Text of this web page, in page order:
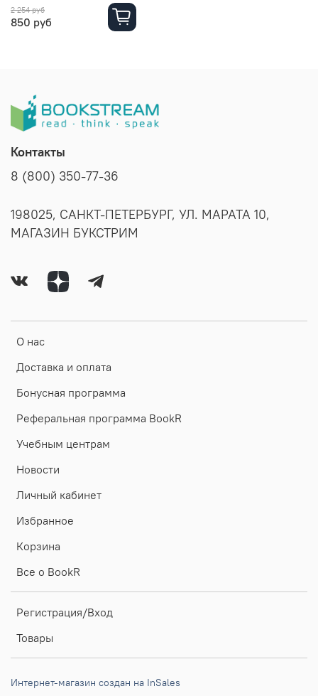
2 254 руб
850 руб
О нас
Доставка и оплата
Бонусная программа
Реферальная программа BookR
Учебным центрам
Новости
Личный кабинет
Избранное
Корзина
Все о BookR
Регистрация/Вход
Товары
Контакты
8 (800) 350-77-36
198025, САНКТ-ПЕТЕРБУРГ, УЛ. МАРАТА 10,
МАГАЗИН БУКСТРИМ
Интернет-магазин создан на InSales